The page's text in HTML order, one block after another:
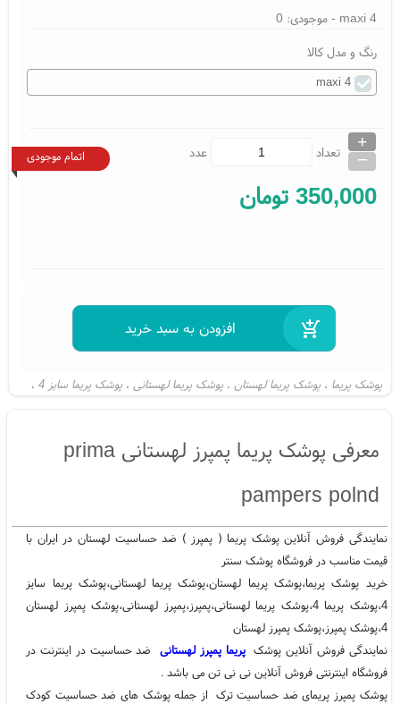
4 maxi - موجودی:0
رنگ و مدل کالا
4 maxi
تعداد
+
_ عدد اتمام موجودی
350,000 تومان
پوشک پریما ، پوشک پریما لهستان ، پوشک پریما لهستانی ، پوشک پریما سایز 4 ،
معرفی پوشک پریما پمپرز لهستانی prima
pampers polnd
نمایندگی فروش آنلاین پوشک پریما ( پمپرز ) ضد حساسیت لهستان در ایران با
قیمت مناسب در فروشگاه پوشک سنتر
خرید پوشک پریما،پوشک پریما لهستان،پوشک پریما لهستانی،پوشک پریما سایز
4،پوشک پریما 4،پوشک پریما لهستانی،پمپرز،پمپرز لهستانی،پوشک پمپرز لهستان
4،پوشک پمپرز،پوشک پمپرز لهستان
نمایندگی فروش آنلاین پوشکپریما پمپرز لهستانیضد حساسیت در اینترنت در
فروشگاه اینترنتی فروش آنلاین نی نی تن می باشد .
پوشک پمپرز پریمای ضد حساسیت ترک از جمله پوشک های ضد حساسیت کودک